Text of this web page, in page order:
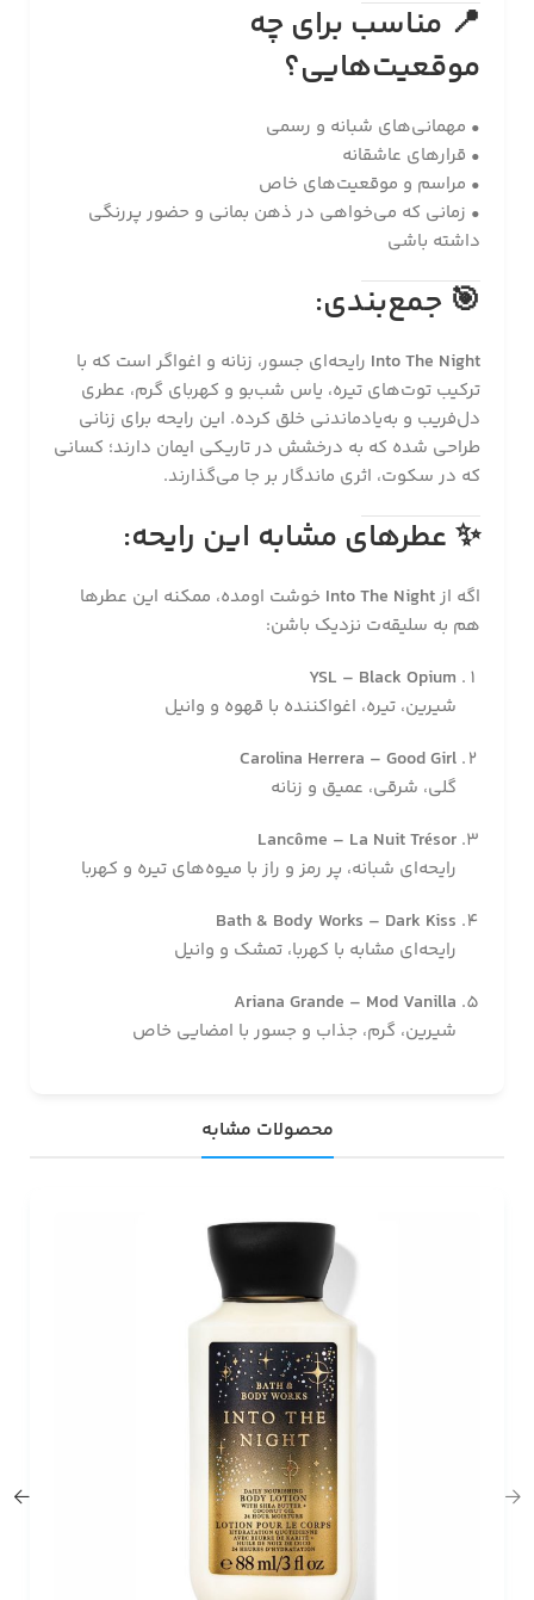
📍 مناسب برای چه
موقعیت‌هایی؟
• مهمانی‌های شبانه و رسمی
• قرارهای عاشقانه
• مراسم و موقعیت‌های خاص
• زمانی که می‌خواهی در ذهن بمانی و حضور پررنگی
داشته باشی
🎯 جمع‌بندی:
Into The Night رایحه‌ای جسور، زنانه و اغواگر است که با
ترکیب توت‌های تیره، یاس شب‌بو و کهربای گرم، عطری
دل‌فریب و به‌یادماندنی خلق کرده. این رایحه برای زنانی
طراحی شده که به درخشش در تاریکی ایمان دارند؛ کسانی
که در سکوت، اثری ماندگار بر جا می‌گذارند.
✨ عطرهای مشابه این رایحه:
اگه ازInto The Night خوشت اومده، ممکنه این عطرها
هم به سلیقه‌ت نزدیک باشن:
YSL – Black Opium
شیرین، تیره، اغواکننده با قهوه و وانیل
Carolina Herrera – Good Girl
گلی، شرقی، عمیق و زنانه
Lancôme – La Nuit Trésor
رایحه‌ای شبانه، پر رمز و راز با میوه‌های تیره و کهربا
Bath & Body Works – Dark Kiss
رایحه‌ای مشابه با کهربا، تمشک و وانیل
Ariana Grande – Mod Vanilla
شیرین، گرم، جذاب و جسور با امضایی خاص
محصولات مشابه